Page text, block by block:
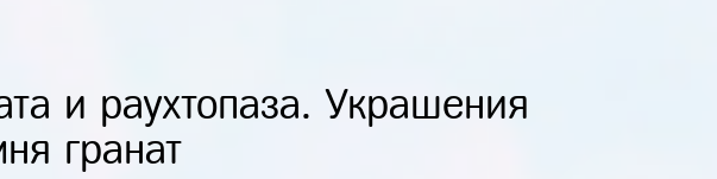
и раухтопаза. Украшения
гранат